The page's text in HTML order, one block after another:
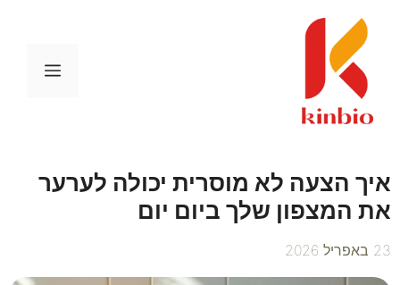
לתוכן
תפריט
איך הצעה לא מוסרית יכולה לערער
את המצפון שלך ביום יום
23 באפריל 2026